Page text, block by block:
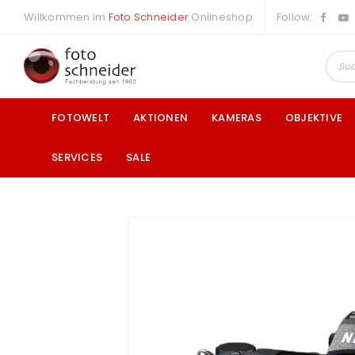
Willkommen im Foto Schneider Onlineshop Follow:
FOTOWELT AKTIONEN KAMERAS OBJEKTIVE
SERVICES SALE